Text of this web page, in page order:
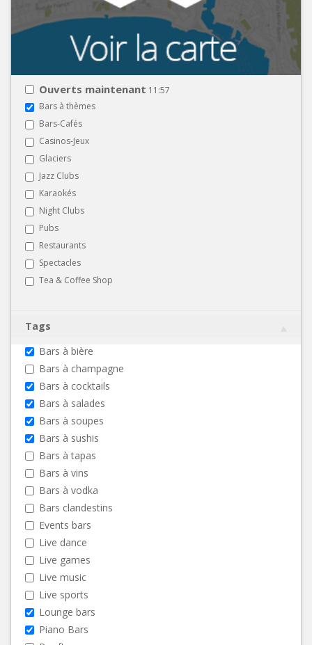
Ouverts maintenant 11:57
Bars à thèmes
Bars-Cafés
Casinos-Jeux
Glaciers
Jazz Clubs
Karaokés
Night Clubs
Pubs
Restaurants
Spectacles
Tea & Coffee Shop
Tags
Bars à bière
Bars à champagne
Bars à cocktails
Bars à salades
Bars à soupes
Bars à sushis
Bars à tapas
Bars à vins
Bars à vodka
Bars clandestins
Events bars
Live dance
Live games
Live music
Live sports
Lounge bars
Piano Bars